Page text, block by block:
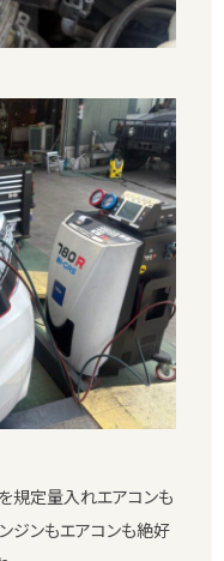
規定量入れエアコンも
ジンもエアコンも絶好